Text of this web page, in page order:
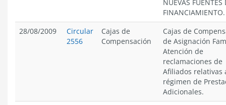
NUEVAS FUENTES
FINANCIAMIENTO.
28/08/2009
Circular
2556
Cajas de
Compensación
Cajas de
de Asignación
Atención de
reclamaciones de
Afiliados relativas
régimen de
Adicionales.